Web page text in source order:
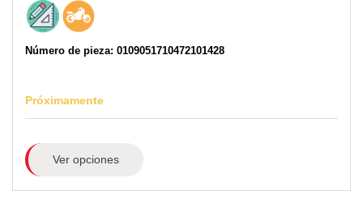
Número de pieza: 0109051710472101428
Próximamente
Ver opciones